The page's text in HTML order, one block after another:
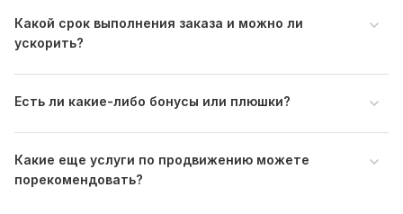
ВАЖНО!!! СМОТРИТЕ КЕЙС 19.jpg
ВАЖНО!!! СМОТРИТЕ КЕЙС 20.jpg
Тип: Создание и настройка
Какой срок выполнения заказа и можно ли
ускорить?
Есть ли какие-либо бонусы или плюшки?
Какие еще услуги по продвижению можете
порекомендовать?